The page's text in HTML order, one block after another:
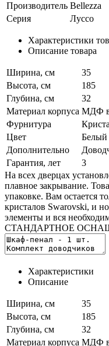
Производитель Bellezza
Серия
Луссо
Характеристики
Описание товара
Ширина, см
35
Высота, см
185
Глубина, см
32
Материал корпуса МДФ
Фурнитура
Цвет
Белый
Дополнительно
Гарантия, лет
3
На всех дверцах
плавное закрывание.
упаковке. Вам остается
кристалов Swarovski, и
элементы и вся
СТАНДАРТНОЕ
Характеристики
Описание
Ширина, см
35
Высота, см
185
Глубина, см
32
Материал корпуса МДФ